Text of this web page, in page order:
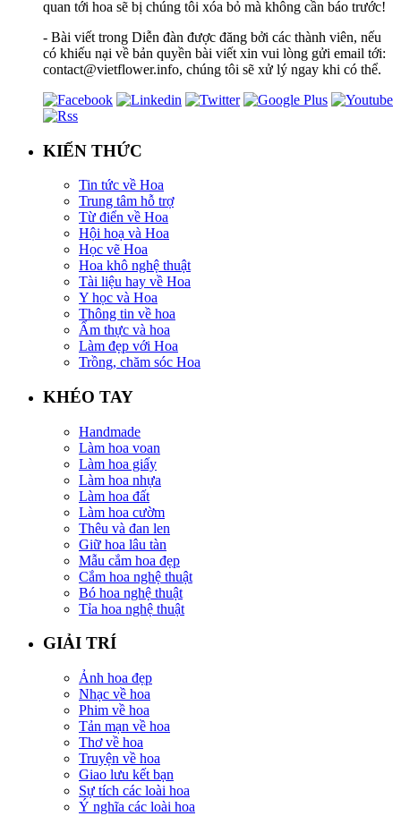
quan tới hoa sẽ bị chúng tôi xóa bỏ mà không cần báo trước!
- Bài viết trong Diễn đàn được đăng bởi các thành viên, nếu
có khiếu nại về bản quyền bài viết xin vui lòng gửi email tới:
contact@vietflower.info, chúng tôi sẽ xử lý ngay khi có thể.
KIẾN THỨC
Tin tức về Hoa
Trung tâm hỗ trợ
Từ điển về Hoa
Hội hoạ và Hoa
Học vẽ Hoa
Hoa khô nghệ thuật
Tài liệu hay về Hoa
Y học và Hoa
Thông tin về hoa
Ẩm thực và hoa
Làm đẹp với Hoa
Trồng, chăm sóc Hoa
KHÉO TAY
Handmade
Làm hoa voan
Làm hoa giấy
Làm hoa nhựa
Làm hoa đất
Làm hoa cườm
Thêu và đan len
Giữ hoa lâu tàn
Mẫu cắm hoa đẹp
Cắm hoa nghệ thuật
Bó hoa nghệ thuật
Tỉa hoa nghệ thuật
GIẢI TRÍ
Ảnh hoa đẹp
Nhạc về hoa
Phim về hoa
Tản mạn về hoa
Thơ về hoa
Truyện về hoa
Giao lưu kết bạn
Sự tích các loài hoa
Ý nghĩa các loài hoa